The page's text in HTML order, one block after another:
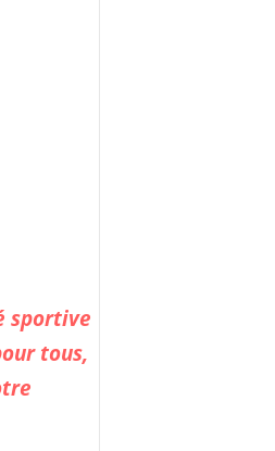
sportive
tous,